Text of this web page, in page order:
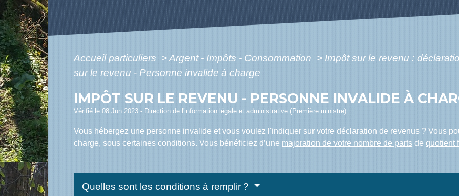
Accueil particuliers >Argent - Impôts - Consommation > Impôt sur le revenu :
sur le revenu - Personne invalide à charge
IMPÔT SUR LE REVENU - PERSONNE INVALIDE À
Vérifié le 08 Jun 2023 - Direction de l'information légale et administrative (Première ministre)
Vous hébergez une personne invalide et vous voulez l'indiquer sur votre déclaration de revenus ? Vous
charge, sous certaines conditions. Vous bénéficiez d’une majoration de votre nombre de parts dequotient
Quelles sont les conditions à remplir ?